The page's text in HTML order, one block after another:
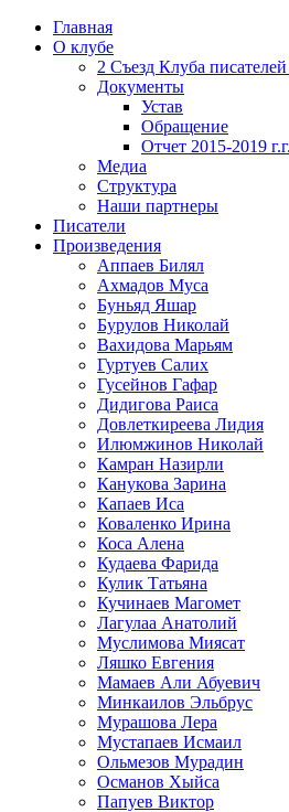
Главная
О клубе
2 Съезд Клуба писателей
Документы
Устав
Обращение
Отчет 2015-2019 г.г.
Медиа
Структура
Наши партнеры
Писатели
Произведения
Аппаев Билял
Ахмадов Муса
Буньяд Яшар
Бурулов Николай
Вахидова Марьям
Гуртуев Салих
Гусейнов Гафар
Дидигова Раиса
Довлеткиреева Лидия
Илюмжинов Николай
Камран Назирли
Канукова Зарина
Капаев Иса
Коваленко Ирина
Коса Алена
Кудаева Фарида
Кулик Татьяна
Кучинаев Магомет
Лагулаа Анатолий
Муслимова Миясат
Ляшко Евгения
Мамаев Али Абуевич
Минкаилов Эльбрус
Мурашова Лера
Мустапаев Исмаил
Ольмезов Мурадин
Османов Хыйса
Папуев Виктор